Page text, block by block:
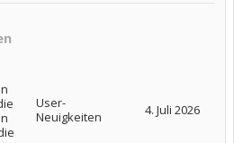
User-
Neuigkeiten
4. Juli 2026